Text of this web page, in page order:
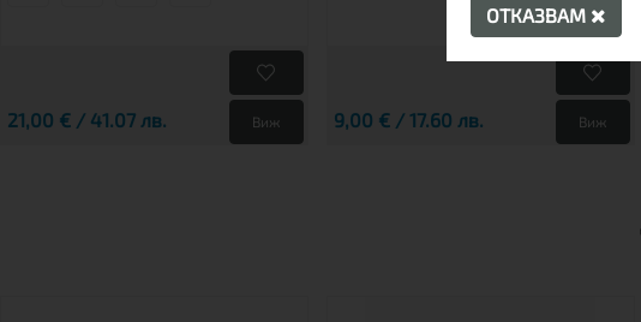
21,00 € / 41.07 лв. Виж 9,00 € / 17.60 лв. Виж
ОТКАЗВАМ